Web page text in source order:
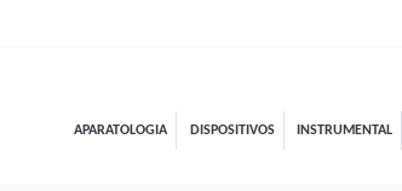
APARATOLOGIA DISPOSITIVOS INSTRUMENTAL